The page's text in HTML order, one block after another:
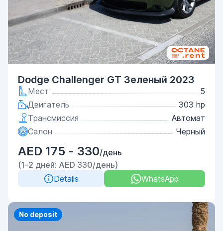
Dodge Challenger GT Зеленый 2023
Мест
5
Двигатель
303 hp
Трансмиссия
Автомат
Салон
Черный
AED 175 - 330/день
(1-2 дней: AED 330/день)
Details
WhatsApp
Priority
No deposit